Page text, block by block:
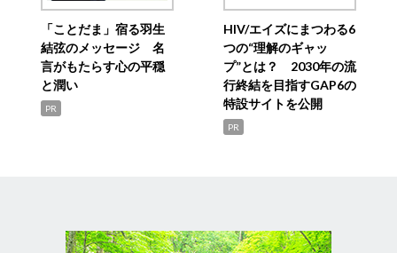
「ことだま」宿る羽生
結弦のメッセージ 名
言がもたらす心の平穏
と潤い
PR
HIV/エイズにまつわる6
つの“理解のギャッ
プ”とは？ 2030年の流
行終結を目指すGAP6の
特設サイトを公開
PR